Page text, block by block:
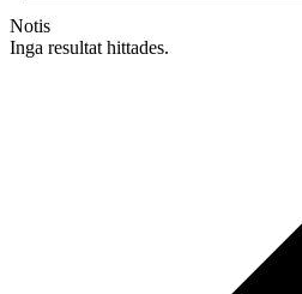
Notis
Inga resultat hittades.